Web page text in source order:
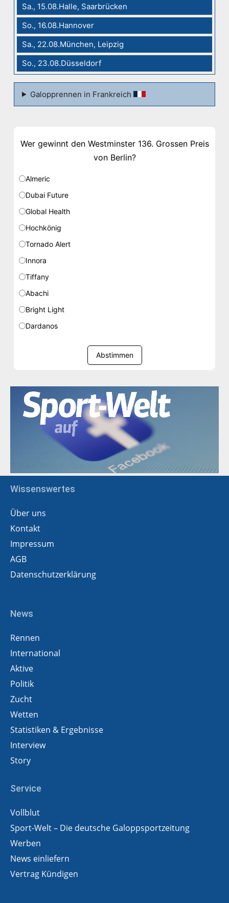
Sa., 15.08.Halle, Saarbrücken
So., 16.08.Hannover
Sa., 22.08.München, Leipzig
So., 23.08.Düsseldorf
Galopprennen in Frankreich
Wer gewinnt den Westminster 136. Grossen Preis
von Berlin?
Almeric
Dubai Future
Global Health
Hochkönig
Tornado Alert
Innora
Tiffany
Abachi
Bright Light
Dardanos
Abstimmen
Wissenswertes
Über uns
Kontakt
Impressum
AGB
Datenschutzerklärung
News
Rennen
International
Aktive
Politik
Zucht
Wetten
Statistiken & Ergebnisse
Interview
Story
Service
Vollblut
Sport-Welt – Die deutsche Galoppsportzeitung
Werben
News einliefern
Vertrag Kündigen